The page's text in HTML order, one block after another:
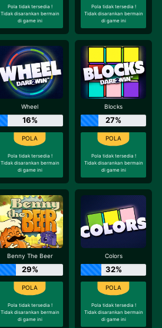
Pola tidak tersedia !
Tidak disarankan bermain
di game ini
Pola tidak tersedia !
Tidak disarankan bermain
di game ini
Wheel
16%
Pola tidak tersedia !
Tidak disarankan bermain
di game ini
Blocks
27%
Pola tidak tersedia !
Tidak disarankan bermain
di game ini
Benny The Beer
29%
Pola tidak tersedia !
Tidak disarankan bermain
di game ini
Colors
32%
Pola tidak tersedia !
Tidak disarankan bermain
di game ini